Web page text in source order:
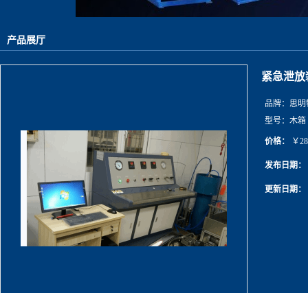
产品展厅
紧急泄
品牌： 思明
型号： 木箱
价格： ￥
发布日期：
更新日期：